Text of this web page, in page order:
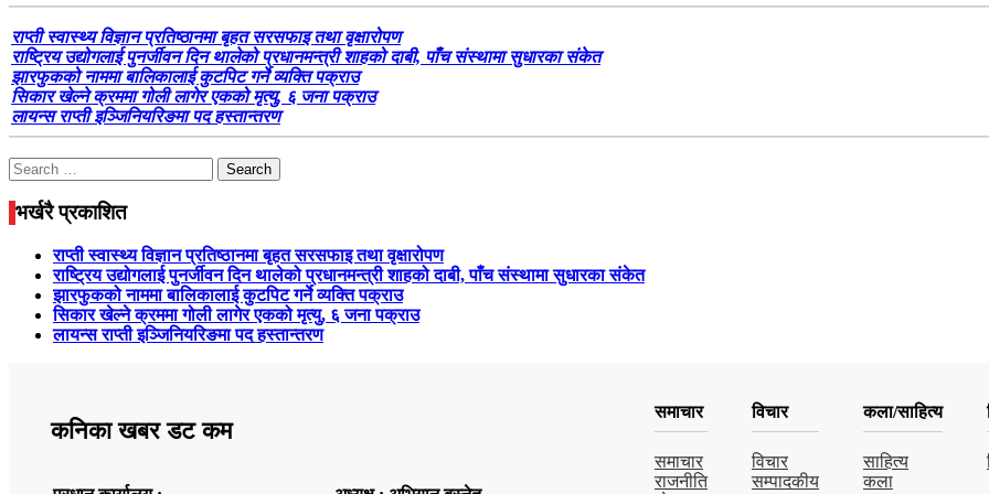
राप्ती स्वास्थ्य विज्ञान प्रतिष्ठानमा बृहत सरसफाइ तथा वृक्षारोपण
राष्ट्रिय उद्योगलाई पुनर्जीवन दिन थालेको प्रधानमन्त्री शाहको दाबी, पाँच संस्थामा सुधारका संकेत
झारफुकको नाममा बालिकालाई कुटपिट गर्ने व्यक्ति पक्राउ
सिकार खेल्ने क्रममा गोली लागेर एकको मृत्यु, ६ जना पक्राउ
लायन्स राप्ती इञ्जिनियरिङमा पद हस्तान्तरण
Search
for:
भर्खरै प्रकाशित
राप्ती स्वास्थ्य विज्ञान प्रतिष्ठानमा बृहत सरसफाइ तथा वृक्षारोपण
राष्ट्रिय उद्योगलाई पुनर्जीवन दिन थालेको प्रधानमन्त्री शाहको दाबी, पाँच संस्थामा सुधारका संकेत
झारफुकको नाममा बालिकालाई कुटपिट गर्ने व्यक्ति पक्राउ
सिकार खेल्ने क्रममा गोली लागेर एकको मृत्यु, ६ जना पक्राउ
लायन्स राप्ती इञ्जिनियरिङमा पद हस्तान्तरण
कनिका खबर डट कम
समाचार
समाचार
राजनीति
विचार
विचार
सम्पादकीय
कला/साहित्य
साहित्य
कला